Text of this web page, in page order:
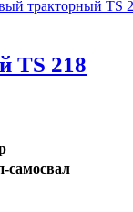
TS 218
самосвал